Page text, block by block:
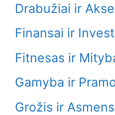
Drabužiai ir
Finansai ir
Fitnesas ir
Gamyba ir
Grožis ir